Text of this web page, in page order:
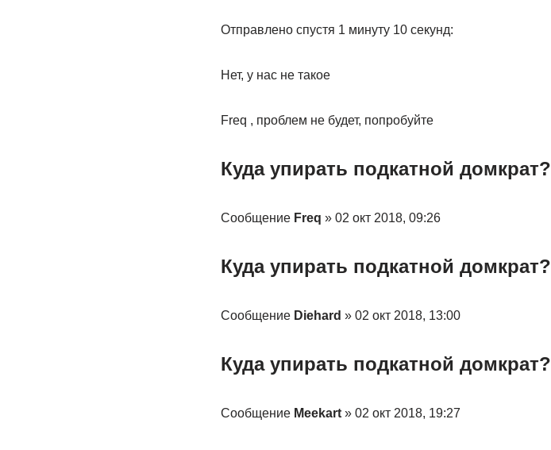
Отправлено спустя 1 минуту 10 секунд:
Нет, у нас не такое
Freq , проблем не будет, попробуйте
Куда упирать подкатной домкрат?
Сообщение Freq » 02 окт 2018, 09:26
Куда упирать подкатной домкрат?
Сообщение Diehard » 02 окт 2018, 13:00
Куда упирать подкатной домкрат?
Сообщение Meekart» 02 окт 2018, 19:27